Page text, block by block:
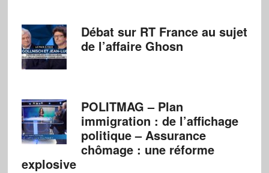
Débat sur RT France au sujet
de l’affaire Ghosn
POLITMAG – Plan
immigration : de l’affichage
politique – Assurance
chômage : une réforme
explosive